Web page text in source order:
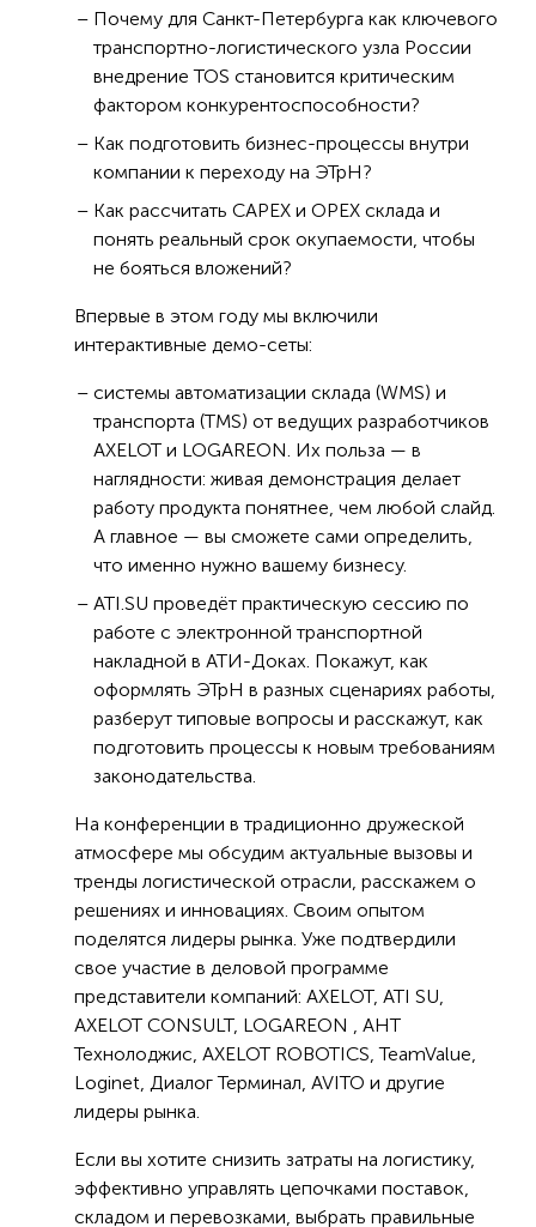
Почему для Санкт-Петербурга как ключевого
транспортно-логистического узла России
внедрение TOS становится критическим
фактором конкурентоспособности?
Как подготовить бизнес-процессы внутри
компании к переходу на ЭТрН?
Как рассчитать CAPEX и OPEX склада и
понять реальный срок окупаемости, чтобы
не бояться вложений?
Впервые в этом году мы включили
интерактивные демо-сеты:
системы автоматизации склада (WMS) и
транспорта (TMS) от ведущих разработчиков
AXELOT и LOGAREON. Их польза — в
наглядности: живая демонстрация делает
работу продукта понятнее, чем любой слайд.
А главное — вы сможете сами определить,
что именно нужно вашему бизнесу.
ATI.SU проведёт практическую сессию по
работе с электронной транспортной
накладной в АТИ-Доках. Покажут, как
оформлять ЭТрН в разных сценариях работы,
разберут типовые вопросы и расскажут, как
подготовить процессы к новым требованиям
законодательства.
На конференции в традиционно дружеской
атмосфере мы обсудим актуальные вызовы и
тренды логистической отрасли, расскажем о
решениях и инновациях. Своим опытом
поделятся лидеры рынка. Уже подтвердили
свое участие в деловой программе
представители компаний: AXELOT, ATI SU,
AXELOT CONSULT, LOGAREON , АНТ
Технолоджис, AXELOT ROBOTICS, TeamValue,
Loginet, Диалог Терминал, AVITO и другие
лидеры рынка.
Если вы хотите снизить затраты на логистику,
эффективно управлять цепочками поставок,
складом и перевозками, выбрать правильные